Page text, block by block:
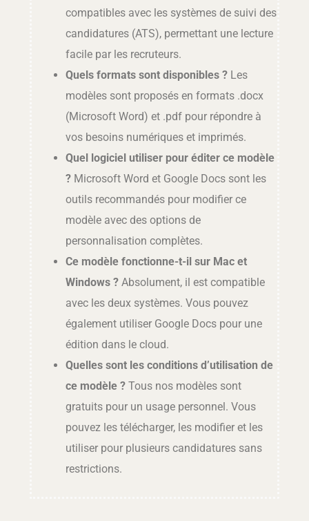
compatibles avec les systèmes de suivi des
candidatures (ATS), permettant une lecture
facile par les recruteurs.
Quels formats sont disponibles ?Les
modèles sont proposés en formats .docx
(Microsoft Word) et .pdf pour répondre à
vos besoins numériques et imprimés.
Quel logiciel utiliser pour éditer ce modèle
?Microsoft Word et Google Docs sont les
outils recommandés pour modifier ce
modèle avec des options de
personnalisation complètes.
Ce modèle fonctionne-t-il sur Mac et
Windows ?Absolument, il est compatible
avec les deux systèmes. Vous pouvez
également utiliser Google Docs pour une
édition dans le cloud.
Quelles sont les conditions d’utilisation de
ce modèle ?Tous nos modèles sont
gratuits pour un usage personnel. Vous
pouvez les télécharger, les modifier et les
utiliser pour plusieurs candidatures sans
restrictions.